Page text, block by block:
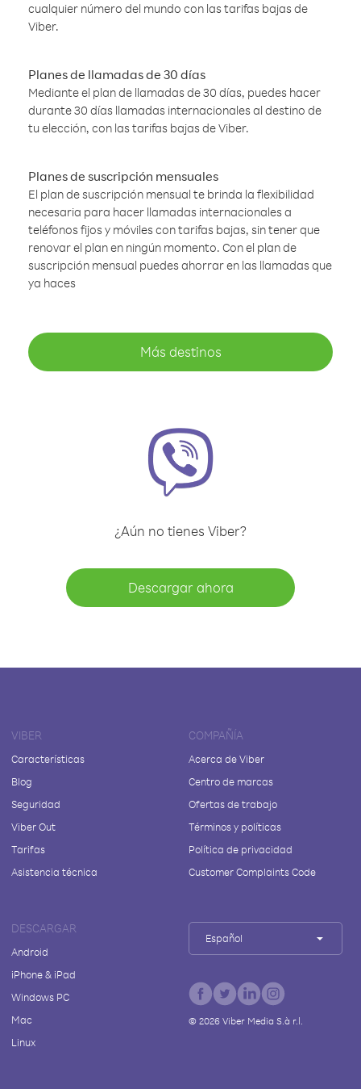
cualquier número del mundo con las tarifas bajas de
Viber.
Planes de llamadas de 30 días
Mediante el plan de llamadas de 30 días, puedes hacer
durante 30 días llamadas internacionales al destino de
tu elección, con las tarifas bajas de Viber.
Planes de suscripción mensuales
El plan de suscripción mensual te brinda la flexibilidad
necesaria para hacer llamadas internacionales a
teléfonos fijos y móviles con tarifas bajas, sin tener que
renovar el plan en ningún momento. Con el plan de
suscripción mensual puedes ahorrar en las llamadas que
ya haces
Más destinos
¿Aún no tienes Viber?
Descargar ahora
VIBER
Características
Blog
Seguridad
Viber Out
Tarifas
Asistencia técnica
COMPAÑÍA
Acerca de Viber
Centro de marcas
Ofertas de trabajo
Términos y políticas
Política de privacidad
Customer Complaints Code
DESCARGAR
Android
iPhone & iPad
Windows PC
Mac
Linux
Español
© 2026Viber Media S.à r.l.